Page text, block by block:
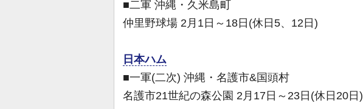
■二軍 沖縄・久米島町
仲里野球場 2月1日～18日(休日5、12日)
日本ハム
■一軍(二次) 沖縄・名護市&国頭村
名護市21世紀の森公園 2月17日～23日(休日20日)